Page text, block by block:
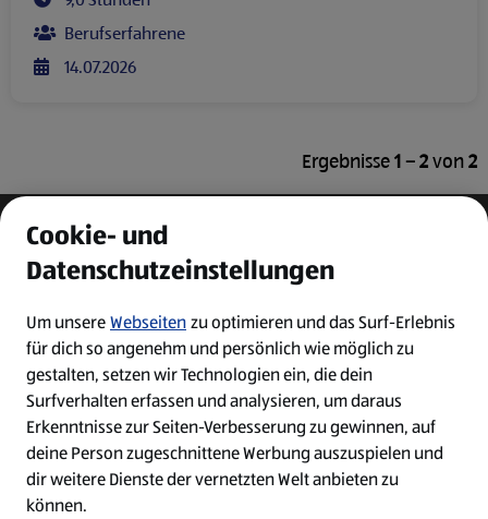
Berufserfahrene
14.07.2026
Ergebnisse1 – 2von2
Ein ausgezeichneter Arbeitgeber
Cookie- und
Datenschutzeinstellungen
Um unsereWebseitenzu optimieren und das Surf-Erlebnis
für dich so angenehm und persönlich wie möglich zu
gestalten, setzen wir Technologien ein, die dein
Surfverhalten erfassen und analysieren, um daraus
Erkenntnisse zur Seiten-Verbesserung zu gewinnen, auf
deine Person zugeschnittene Werbung auszuspielen und
dir weitere Dienste der vernetzten Welt anbieten zu
können.